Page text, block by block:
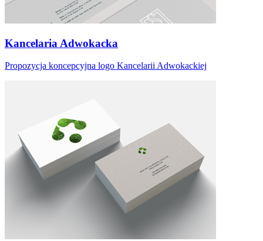
Kancelaria Adwokacka
Propozycja koncepcyjna logo Kancelarii Adwokackiej